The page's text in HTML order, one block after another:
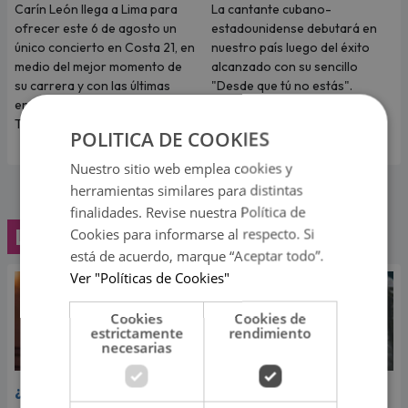
Carín León llega a Lima para
ofrecer este 6 de agosto un
único concierto en Costa 21, en
medio del mejor momento de
su carrera y con las últimas
entradas disponibles en
Teleticket.
La cantante cubano-
estadounidense debutará en
nuestro país luego del éxito
alcanzado con su sencillo
"Desde que tú no estás".
Lo último
¿Greeicy espera a su
Laura Pausini reveló cuál
POLITICA DE COOKIES
Nuestro sitio web emplea cookies y
herramientas similares para distintas
finalidades. Revise nuestra Política de
Cookies para informarse al respecto. Si
está de acuerdo, marque “Aceptar todo”.
Ver "Políticas de Cookies"
Cookies
estrictamente
necesarias
Cookies de
rendimiento